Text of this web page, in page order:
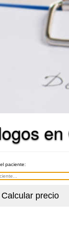
paciente: